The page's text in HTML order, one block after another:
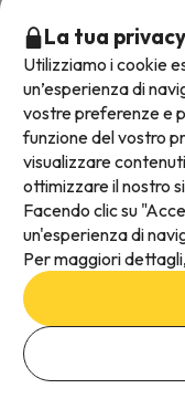
Aggiungi date per
Metodi di pagamento
Termini e condizioni
Protezione dei dati
Informativa sui cookie
La tua
Utilizziamo i cookie
un’esperienza di
vostre preferenze e
funzione del vostro
visualizzare
ottimizzare il nostro
Facendo clic su
un'esperienza di
Per maggiori